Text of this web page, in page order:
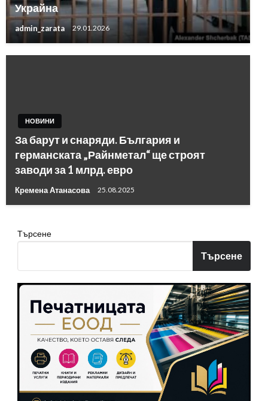
Украйна
admin_zarata 29.01.2026
НОВИНИ
За барут и снаряди. България и
германската „Райнметал“ ще строят
заводи за 1 млрд. евро
Кремена Атанасова 25.08.2025
Търсене
Търсене